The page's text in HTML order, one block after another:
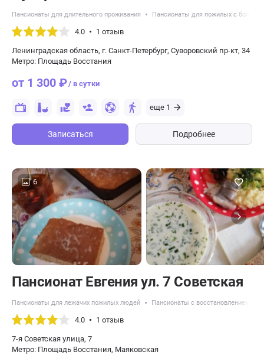
Пансионаты для длительного проживания Пансионаты для пожилых с
4.0 1 отзыв
Ленинградская область, г. Санкт-Петербург, Суворовский пр-кт, 34
Метро: Площадь Восстания
от 1 300 ₽/ в сутки
еще 1
Записаться Подробнее
6
Пансионат Евгения ул. 7 Советская
Пансионаты для лежачих пожилых людей Пансионаты с восстановлением
4.0 1 отзыв
7-я Советская улица, 7
Метро: Площадь Восстания, Маяковская